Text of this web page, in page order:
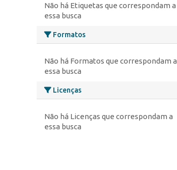
Não há Etiquetas que correspondam a
essa busca
Formatos
Não há Formatos que correspondam a
essa busca
Licenças
Não há Licenças que correspondam a
essa busca